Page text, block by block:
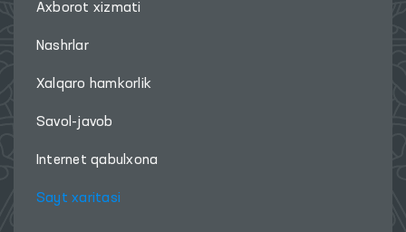
Axborot xizmati
Nashrlar
Xalqaro hamkorlik
Savol-javob
Internet qabulxona
Sayt xaritasi